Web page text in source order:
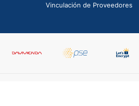
Vinculación de Proveedores